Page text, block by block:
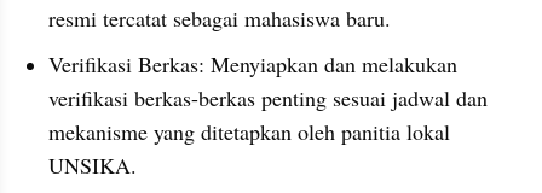
resmi tercatat sebagai mahasiswa baru.
Verifikasi Berkas: Menyiapkan dan melakukan
verifikasi berkas-berkas penting sesuai jadwal dan
mekanisme yang ditetapkan oleh panitia lokal
UNSIKA.